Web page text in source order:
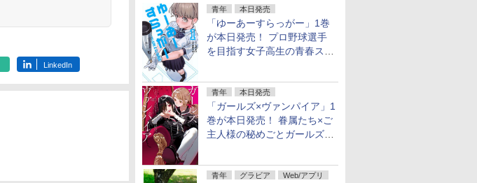
青年 本日発売
「ゆーあーすらっがー」1巻
が本日発売！ プロ野球選手
を目指す女子高生の青春スト
青年 本日発売
「ガールズ×ヴァンパイア」1
巻が本日発売！ 眷属たち×ご
主人様の秘めごとガールズラ
青年 グラビア Web/アプリ
LinkedIn